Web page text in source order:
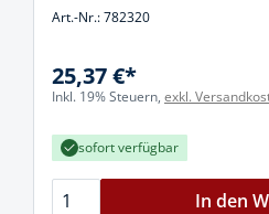
Art.-Nr.: 782320
25,37 €*
Inkl. 19% Steuern, exkl.
sofort verfügbar
In den